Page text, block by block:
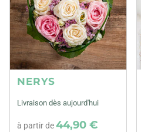
NERYS
Livraison dès aujourd'hui
à partir de44,90 €